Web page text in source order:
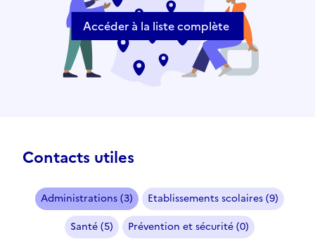
Accéder à la liste complète
Contacts utiles
Administrations (3)
Etablissements scolaires (9)
Santé (5)
Prévention et sécurité (0)